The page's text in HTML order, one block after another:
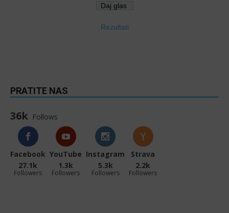
Rezultati
PRATITE NAS
36k Follows
Facebook
27.1k
Followers
YouTube
1.3k
Followers
Instagram
5.3k
Followers
Strava
2.2k
Followers